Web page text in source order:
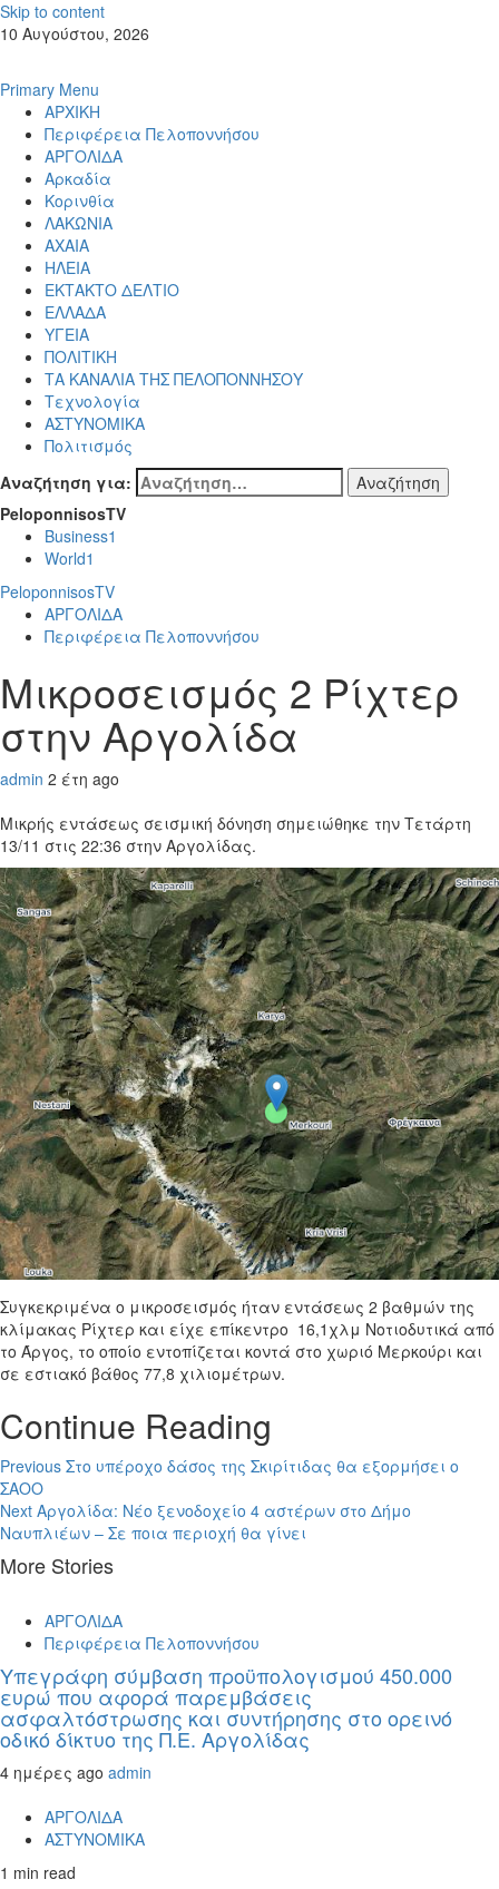
Skip to content
10 Αυγούστου, 2026
Primary Menu
ΑΡΧΙΚΗ
Περιφέρεια Πελοποννήσου
ΑΡΓΟΛΙΔΑ
Αρκαδία
Κορινθία
ΛΑΚΩΝΙΑ
ΑΧΑΙΑ
ΗΛΕΙΑ
ΕΚΤΑΚΤΟ ΔΕΛΤΙΟ
ΕΛΛΑΔΑ
ΥΓΕΙΑ
ΠΟΛΙΤΙΚΗ
ΤΑ ΚΑΝΑΛΙΑ ΤΗΣ ΠΕΛΟΠΟΝΝΗΣΟΥ
Τεχνολογία
ΑΣΤΥΝΟΜΙΚΑ
Πολιτισμός
Αναζήτηση για:
PeloponnisosTV
Business1
World1
PeloponnisosTV
ΑΡΓΟΛΙΔΑ
Περιφέρεια Πελοποννήσου
Μικροσεισμός 2 Ρίχτερ
στην Αργολίδα
admin 2 έτη ago
Μικρής εντάσεως σεισμική δόνηση σημειώθηκε την Τετάρτη
13/11 στις 22:36 στην Αργολίδας.
Συγκεκριμένα ο μικροσεισμός ήταν εντάσεως 2 βαθμών της
κλίμακας Ρίχτερ και είχε επίκεντρο 16,1χλμ Νοτιοδυτικά από
το Άργος, το οποίο εντοπίζεται κοντά στο χωριό Μερκούρι και
σε εστιακό βάθος 77,8 χιλιομέτρων.
Continue Reading
Previous Στο υπέροχο δάσος της Σκιρίτιδας θα εξορμήσει ο
ΣΑΟΟ
Next Αργολίδα: Νέο ξενοδοχείο 4 αστέρων στο Δήμο
Ναυπλιέων – Σε ποια περιοχή θα γίνει
More Stories
ΑΡΓΟΛΙΔΑ
Περιφέρεια Πελοποννήσου
Υπεγράφη σύμβαση προϋπολογισμού 450.000
ευρώ που αφορά παρεμβάσεις
ασφαλτόστρωσης και συντήρησης στο ορεινό
οδικό δίκτυο της Π.Ε. Αργολίδας
4 ημέρες ago admin
ΑΡΓΟΛΙΔΑ
ΑΣΤΥΝΟΜΙΚΑ
1 min read